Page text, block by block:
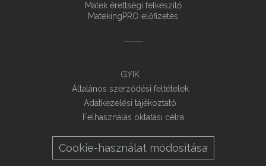
Matek érettségi felkészítő
MatekingPRO előfizetés
GYIK
Általános szerződési feltételek
Adatkezelési tájékoztató
Felhasználás oktatási célra
Cookie-használat módosítása